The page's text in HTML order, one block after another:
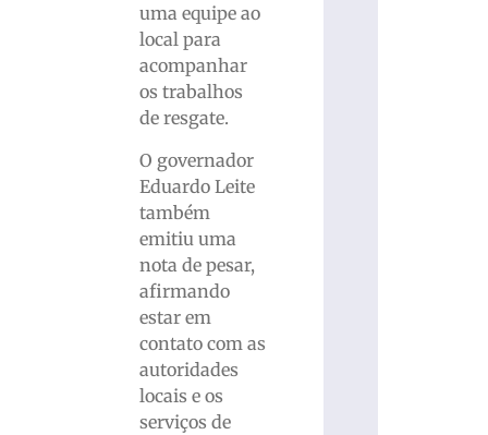
uma equipe ao
local para
acompanhar
os trabalhos
de resgate.
O governador
Eduardo Leite
também
emitiu uma
nota de pesar,
afirmando
estar em
contato com as
autoridades
locais e os
serviços de